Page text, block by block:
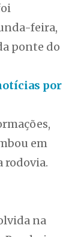
feira,
ponte do
por
em
rodovia.
na